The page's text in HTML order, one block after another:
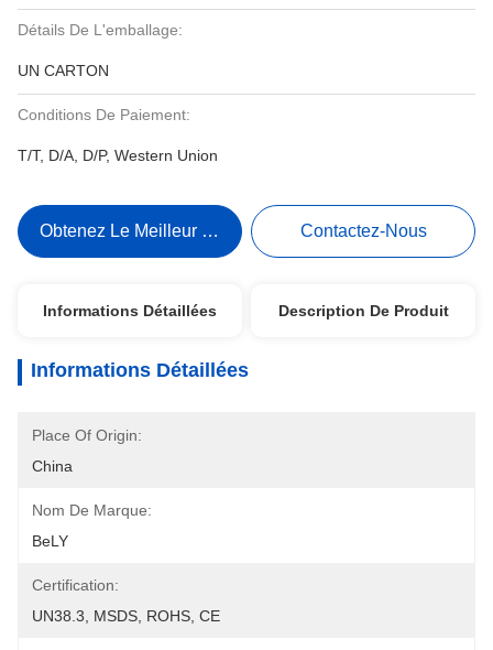
Détails De L'emballage:
UN CARTON
Conditions De Paiement:
T/T, D/A, D/P, Western Union
Obtenez Le Meilleur Prix Contactez-Nous
Informations Détaillées Description De Produit
Informations Détaillées
Place Of Origin:
China
Nom De Marque:
BeLY
Certification:
UN38.3, MSDS, ROHS, CE